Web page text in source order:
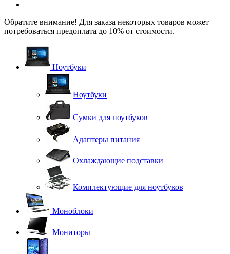
Обратите внимание! Для заказа некоторых товаров может
потребоваться предоплата до 10% от стоимости.
Ноутбуки
Ноутбуки
Сумки для ноутбуков
Адаптеры питания
Охлаждающие подставки
Комплектующие для ноутбуков
Моноблоки
Мониторы